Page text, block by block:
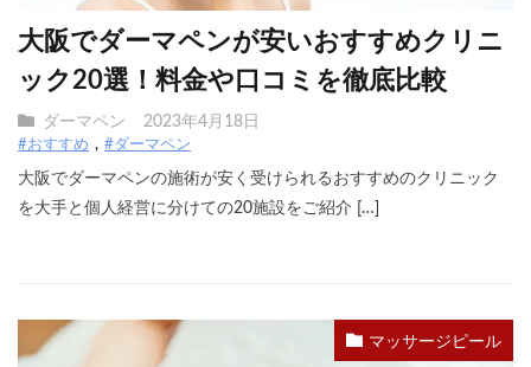
大阪でダーマペンが安いおすすめクリニ
ック20選！料金や口コミを徹底比較
ダーマペン 2023年4月18日
#おすすめ #ダーマペン
大阪でダーマペンの施術が安く受けられるおすすめのクリニック
を大手と個人経営に分けての20施設をご紹介 […]
マッサージピール